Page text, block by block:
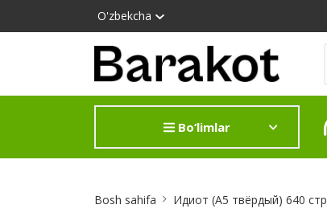
O'zbekcha
Bo‘limlar
Bosh sahifa Идиот (А5 твёрдый) 640 стр